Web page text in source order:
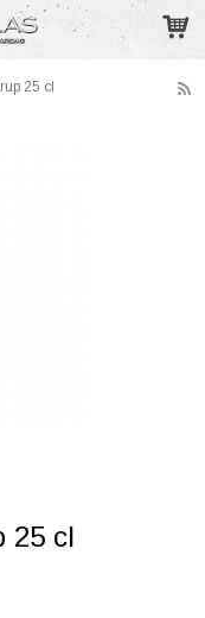
25 cl
25 cl